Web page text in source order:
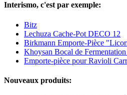
Interismo, c'est par exemple:
Bitz
Lechuza Cache-Pot DECO 12
Birkmann Emporte-Pièce
Khoysan Bocal de
Emporte-pièce pour Ravioli
Nouveaux produits: